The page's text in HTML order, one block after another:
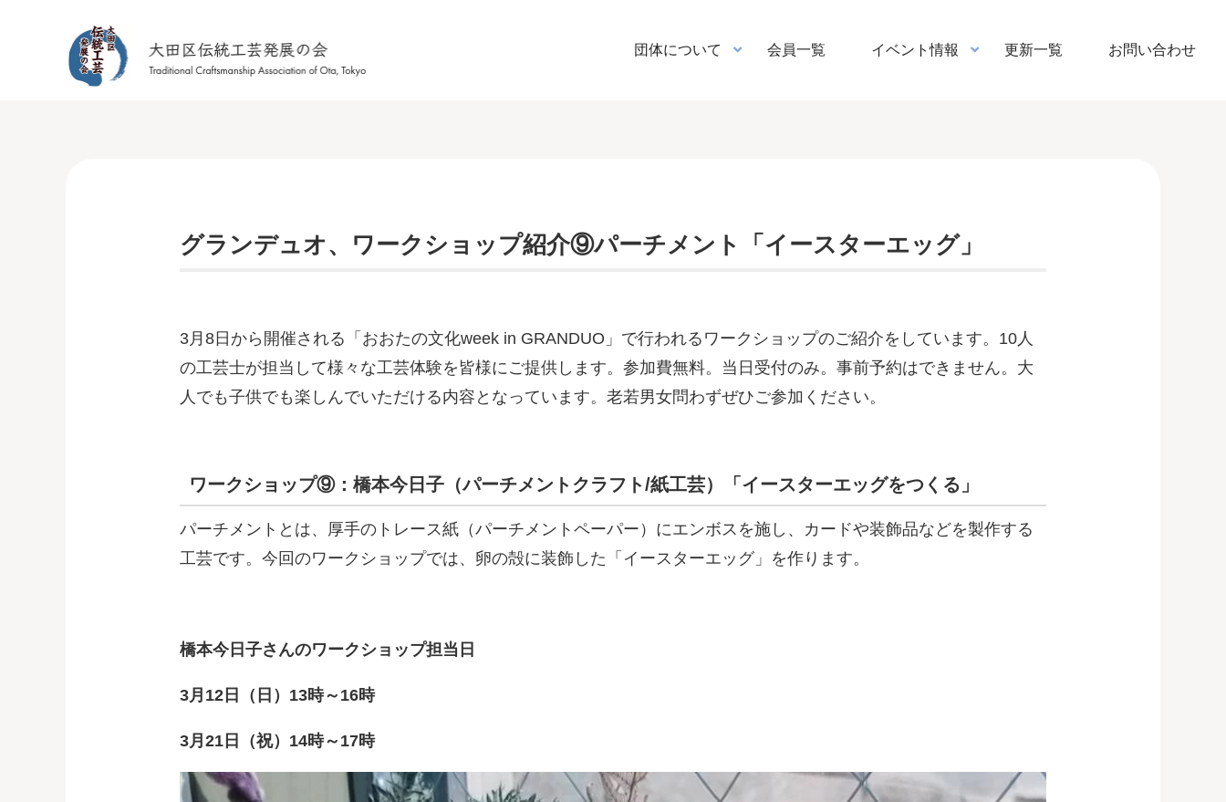
団体について 会員一覧 イベント情報 更新一覧 お問い合わせ
グランデュオ、ワークショップ紹介⑨パーチメント「イースターエッグ」
3月8日から開催される「おおたの文化week in GRANDUO」で行われるワークショップのご紹介をしています。10人
の工芸士が担当して様々な工芸体験を皆様にご提供します。参加費無料。当日受付のみ。事前予約はできません。大
人でも子供でも楽しんでいただける内容となっています。老若男女問わずぜひご参加ください。
ワークショップ⑨：橋本今日子（パーチメントクラフト/紙工芸）「イースターエッグをつくる」
パーチメントとは、厚手のトレース紙（パーチメントペーパー）にエンボスを施し、カードや装飾品などを製作する
工芸です。今回のワークショップでは、卵の殻に装飾した「イースターエッグ」を作ります。
橋本今日子さんのワークショップ担当日
3月12日（日）13時～16時
3月21日（祝）14時～17時